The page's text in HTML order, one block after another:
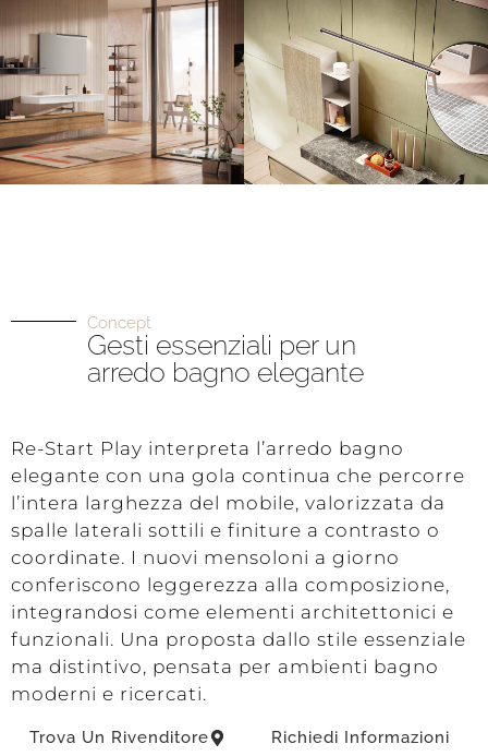
Concept
Gesti essenziali per un
arredo bagno elegante
Re-Start Play interpreta l’arredo bagno
elegante con una gola continua che percorre
l’intera larghezza del mobile, valorizzata da
spalle laterali sottili e finiture a contrasto o
coordinate. I nuovi mensoloni a giorno
conferiscono leggerezza alla composizione,
integrandosi come elementi architettonici e
funzionali. Una proposta dallo stile essenziale
ma distintivo, pensata per ambienti bagno
moderni e ricercati.
Trova Un Rivenditore Richiedi Informazioni